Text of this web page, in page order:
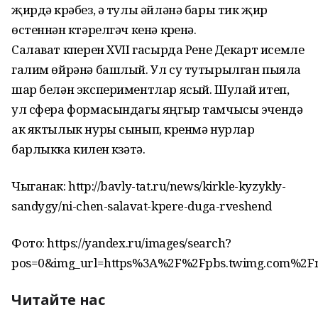
җирдә күрәбез, ә тулы әйләнә бары тик җир
өстеннән күтәрелгәч кенә күренә.
Салават күперен XVII гасырда Рене Декарт исемле
галим өйрәнә башлый. Ул су тутырылган пыяла
шар белән экспериментлар ясый. Шулай итеп,
ул сфера формасындагы яңгыр тамчысы эчендә
ак яктылык нуры сынып, күренмә нурлар
барлыкка килүен күзәтә.
Чыганак: http://bavly-tat.ru/news/kirkle-kyzykly-
sandygy/ni-chen-salavat-kpere-duga-rveshend
Фото: https://yandex.ru/images/search?
Читайте нас